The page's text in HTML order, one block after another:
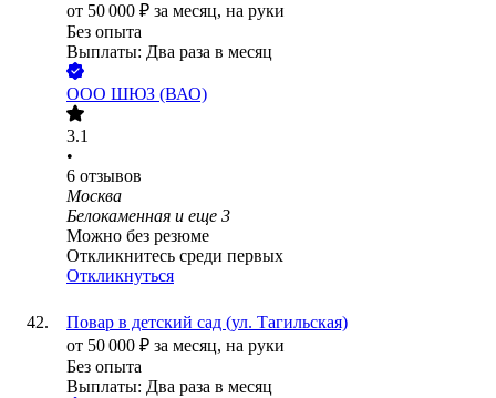
от 50 000 ₽ за месяц, на руки
Без опыта
Выплаты: Два раза в месяц
ООО ШЮЗ (ВАО)
3.1
•
6 отзывов
Москва
Белокаменная и еще 3
Можно без резюме
Откликнитесь среди первых
Откликнуться
Повар в детский сад (ул. Тагильская)
от 50 000 ₽ за месяц, на руки
Без опыта
Выплаты: Два раза в месяц